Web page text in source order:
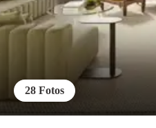
28 Fotos